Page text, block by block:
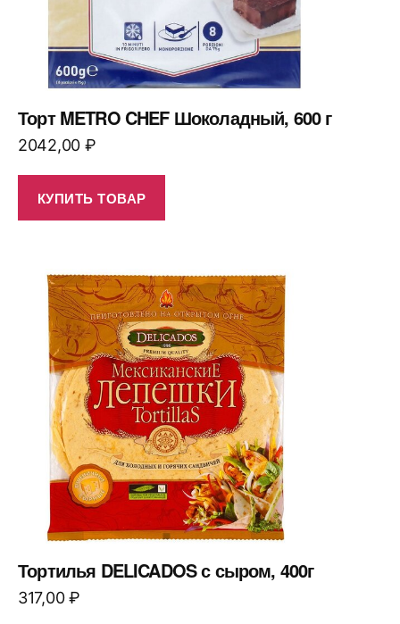
Торт METRO CHEF Шоколадный, 600 г
2042,00 ₽
КУПИТЬ ТОВАР
Тортилья DELICADOS с сыром, 400г
317,00₽